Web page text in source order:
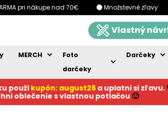
pri nákupe nad 70€ Množstevné zľavy
Vlastný
MERCH
Foto
darčeky
Darčeky
použi kupón: august26 a uplatni si zľavu.
oblečenie s vlastnou potlačou 🙂